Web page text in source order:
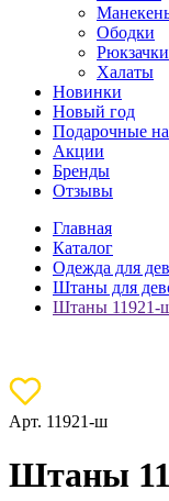
Ободки
Рюкзачки
Халаты
Новинки
Новый год
Подарочные
Акции
Бренды
Отзывы
Главная
Каталог
Одежда для
Штаны для
Штаны 11921-
Арт. 11921-ш
Штаны